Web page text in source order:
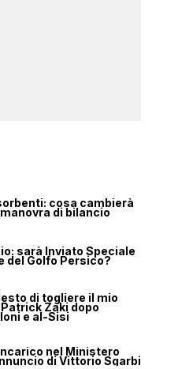
cosa cambierà
di bilancio
sarà Inviato Speciale
del Golfo Persico?
di togliere il mio
Zaki dopo
e al-Sisi
nel Ministero
di Vittorio Sgarbi